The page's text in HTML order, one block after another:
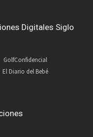
Digitales Siglo
GolfConfidencial
El Diario del Bebé